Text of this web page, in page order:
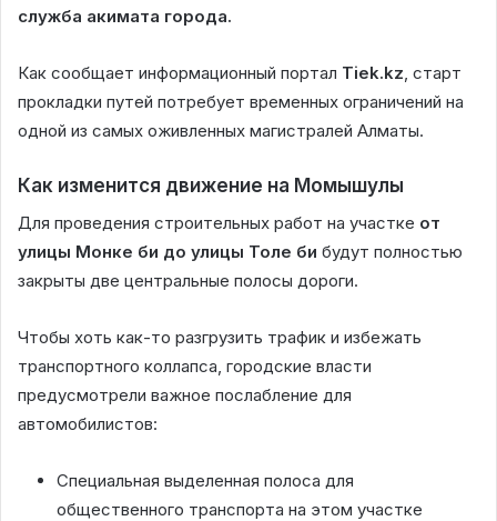
служба акимата города.
Как сообщает информационный портал Tiek.kz, старт
прокладки путей потребует временных ограничений на
одной из самых оживленных магистралей Алматы.
Как изменится движение на Момышулы
Для проведения строительных работ на участке от
улицы Монке би до улицы Толе би будут полностью
закрыты две центральные полосы дороги.
Чтобы хоть как-то разгрузить трафик и избежать
транспортного коллапса, городские власти
предусмотрели важное послабление для
автомобилистов:
Специальная выделенная полоса для
общественного транспорта на этом участке